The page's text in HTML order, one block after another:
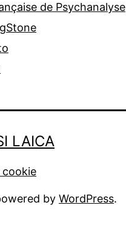
de Psychanalyse
LAICA
cookie
by WordPress.